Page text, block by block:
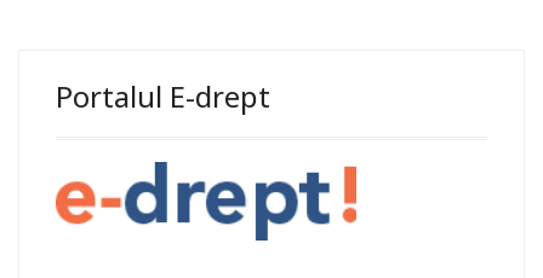
Portalul E-drept